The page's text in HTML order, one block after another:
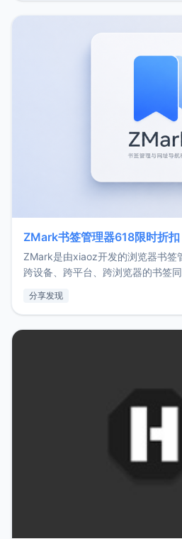
ZMark书签管理器618限时折
ZMark是由xiaoz开发的浏览器书签
跨设备、跨平台、跨浏览器的书签
用，让管理更高效。ZMark官网地址
分享发现